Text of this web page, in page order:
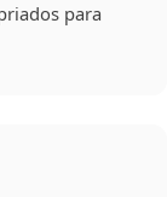
para